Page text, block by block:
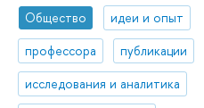
Общество
идеи и опыт
профессора
публикации
исследования и аналитика